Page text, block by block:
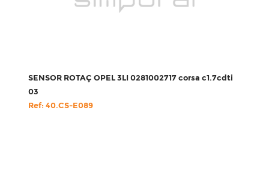
SENSOR ROTAÇ OPEL 3LI 0281002717 corsa c1.7cdti
03
Ref: 40.CS-E089